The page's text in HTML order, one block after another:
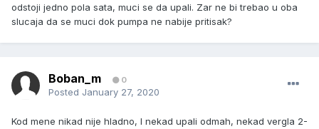
odstoji jedno pola sata, muci se da upali. Zar ne bi trebao u oba
slucaja da se muci dok pumpa ne nabije pritisak?
Boban_m 0
Posted January 27, 2020
Kod mene nikad nije hladno, I nekad upali odmah, nekad vergla 2-